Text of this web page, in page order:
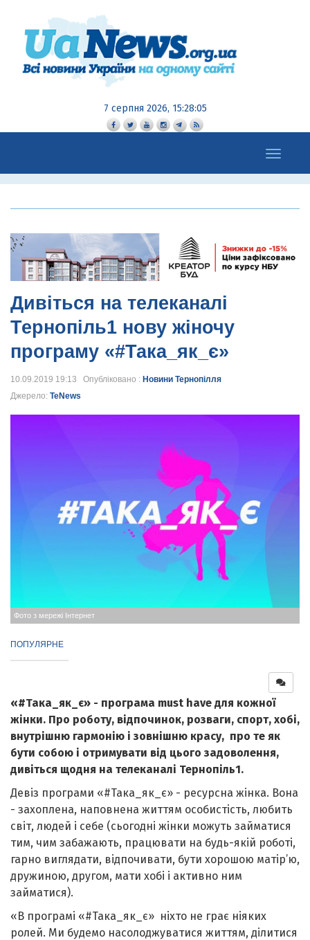
7 серпня 2026, 15:28:07
Toggle
navigation
Дивіться на телеканалі
Тернопіль1 нову жіночу
програму «#Така_як_є»
10.09.2019 19:13 Опубліковано : Новини Тернопілля
Джерело: TeNews
Фото з мережі Інтернет
ПОПУЛЯРНЕ
«#Така_як_є» - програма must have для кожної
жінки. Про роботу, відпочинок, розваги, спорт, хобі,
внутрішню гармонію і зовнішню красу, про те як
бути собою і отримувати від цього задоволення,
дивіться щодня на телеканалі Тернопіль1.
Девіз програми «#Така_як_є» - ресурсна жінка. Вона
- захоплена, наповнена життям особистість, любить
світ, людей і себе (сьогодні жінки можуть займатися
тим, чим забажають, працювати на будь-якій роботі,
гарно виглядати, відпочивати, бути хорошою матір’ю,
дружиною, другом, мати хобі і активно ним
займатися).
«В програмі «#Така_як_є» ніхто не грає ніяких
ролей. Ми будемо насолоджуватися життям, ділитися